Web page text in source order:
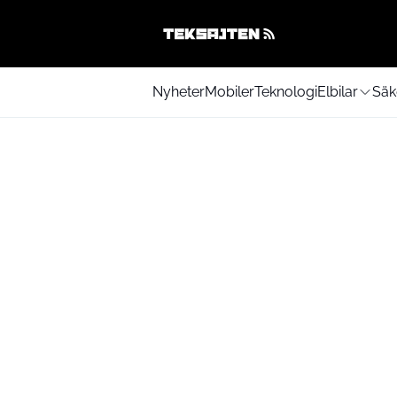
NyheterMobilerTeknologiElbilar